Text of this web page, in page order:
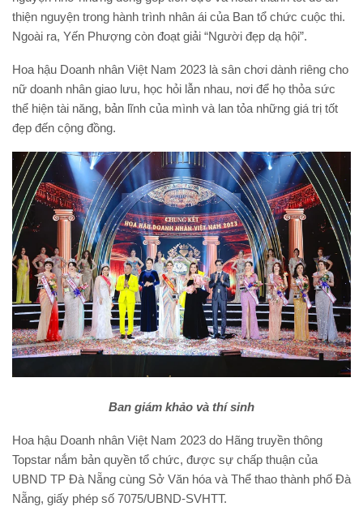
thiện nguyện trong hành trình nhân ái của Ban tổ chức cuộc thi.
Ngoài ra, Yến Phượng còn đoạt giải “Người đẹp dạ hội”.
Hoa hậu Doanh nhân Việt Nam 2023 là sân chơi dành riêng cho
nữ doanh nhân giao lưu, học hỏi lẫn nhau, nơi để họ thỏa sức
thể hiện tài năng, bản lĩnh của mình và lan tỏa những giá trị tốt
đẹp đến cộng đồng.
Ban giám khảo và thí sinh
Hoa hậu Doanh nhân Việt Nam 2023 do Hãng truyền thông
Topstar nắm bản quyền tổ chức, được sự chấp thuận của
UBND TP Đà Nẵng cùng Sở Văn hóa và Thể thao thành phố Đà
Nẵng, giấy phép số 7075/UBND-SVHTT.